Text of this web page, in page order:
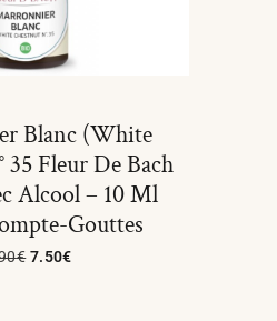
Blanc (White
35 Fleur De Bach
Alcool – 10 Ml
Gouttes
€ 7.50€